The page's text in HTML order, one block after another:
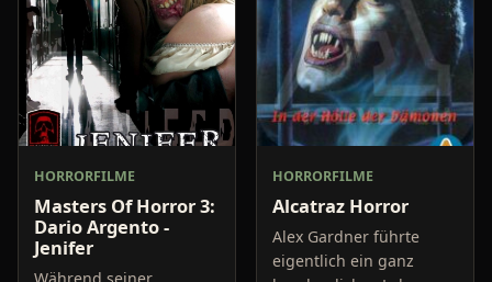
HORRORFILME
Masters Of Horror 3:
Dario Argento -
Jenifer
HORRORFILME
Alcatraz Horror
Alex Gardner führte
eigentlich ein ganz